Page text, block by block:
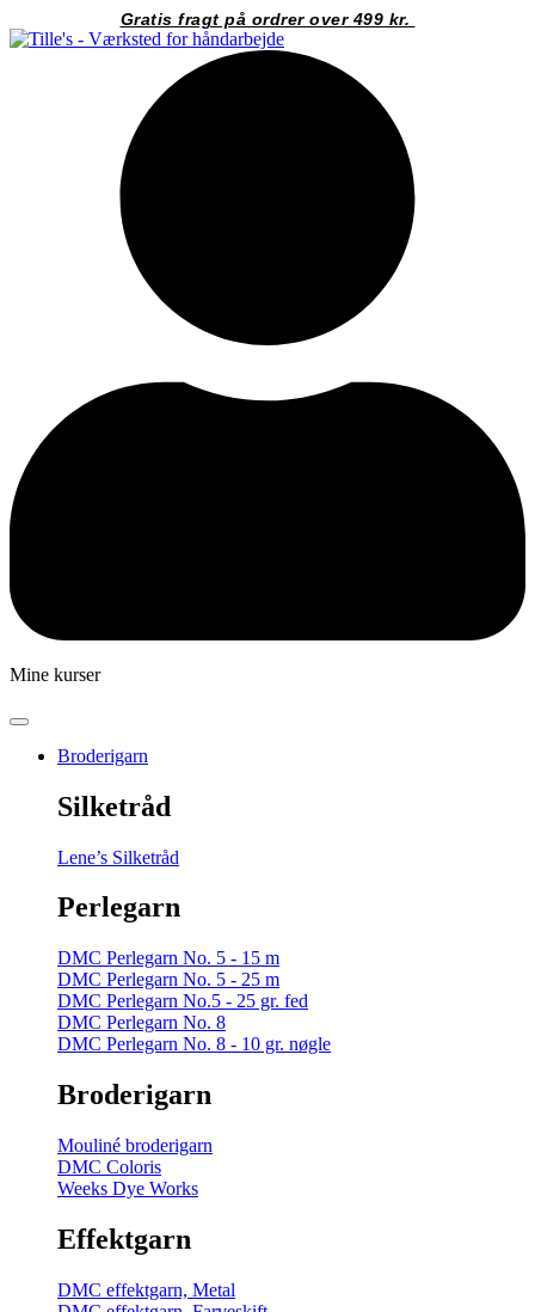
til
Gratis fragt på ordrer over 499 kr.
Mine kurser
Broderigarn
Silketråd
Lene’s Silketråd
Perlegarn
DMC Perlegarn No. 5 - 15 m
DMC Perlegarn No. 5 - 25 m
DMC Perlegarn No.5 - 25 gr. fed
DMC Perlegarn No. 8
DMC Perlegarn No. 8 - 10 gr. nøgle
Broderigarn
Mouliné broderigarn
DMC Coloris
Weeks Dye Works
Effektgarn
DMC effektgarn, Metal